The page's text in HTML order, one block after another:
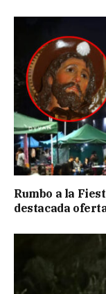
Rumbo a la
destacada